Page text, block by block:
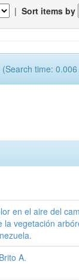
| Sort items by
time:
en el aire del
la vegetación
A.